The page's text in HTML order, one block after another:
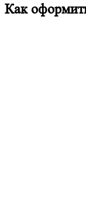
Как